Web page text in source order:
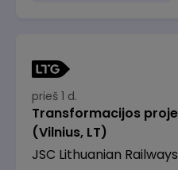
prieš 1 d.
Transformacijos
(Vilnius, LT)
JSC Lithuanian Railways